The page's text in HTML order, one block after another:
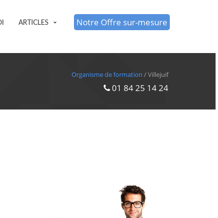
Notre Offre sur-mesure
ARTICLES
Organisme de formation / Villejuif
01 84 25 14 24